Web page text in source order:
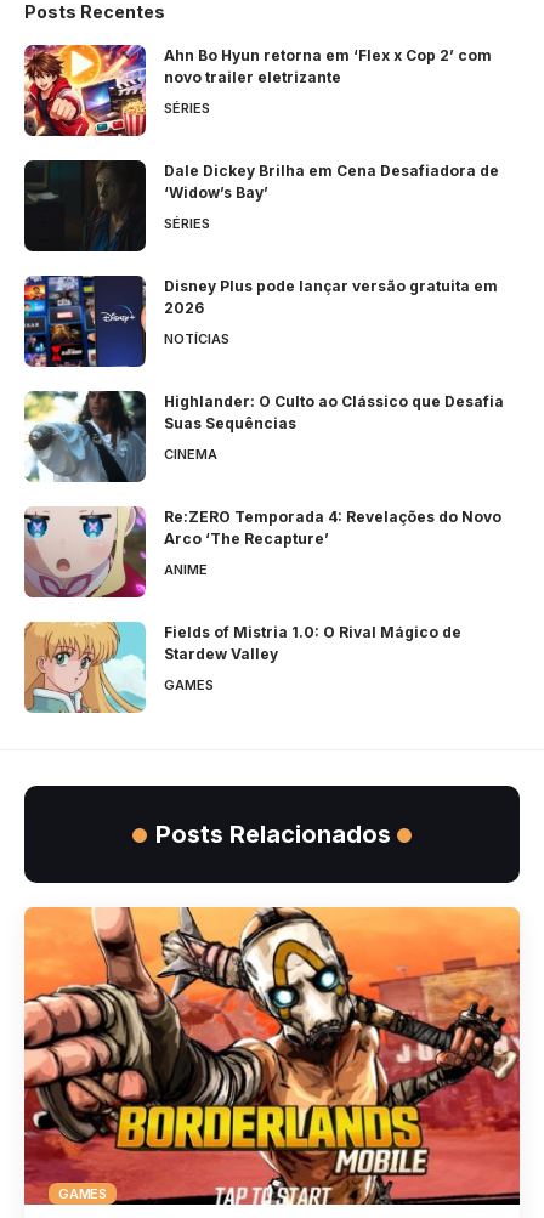
Posts Recentes
Ahn Bo Hyun retorna em ‘Flex x Cop 2’ com
novo trailer eletrizante
SÉRIES
Dale Dickey Brilha em Cena Desafiadora de
‘Widow’s Bay’
SÉRIES
Disney Plus pode lançar versão gratuita em
2026
NOTÍCIAS
Highlander: O Culto ao Clássico que Desafia
Suas Sequências
CINEMA
Re:ZERO Temporada 4: Revelações do Novo
Arco ‘The Recapture’
ANIME
Fields of Mistria 1.0: O Rival Mágico de
Stardew Valley
GAMES
Posts Relacionados
GAMES